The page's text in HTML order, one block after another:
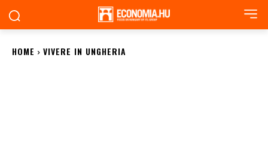
HOME VIVERE IN UNGHERIA